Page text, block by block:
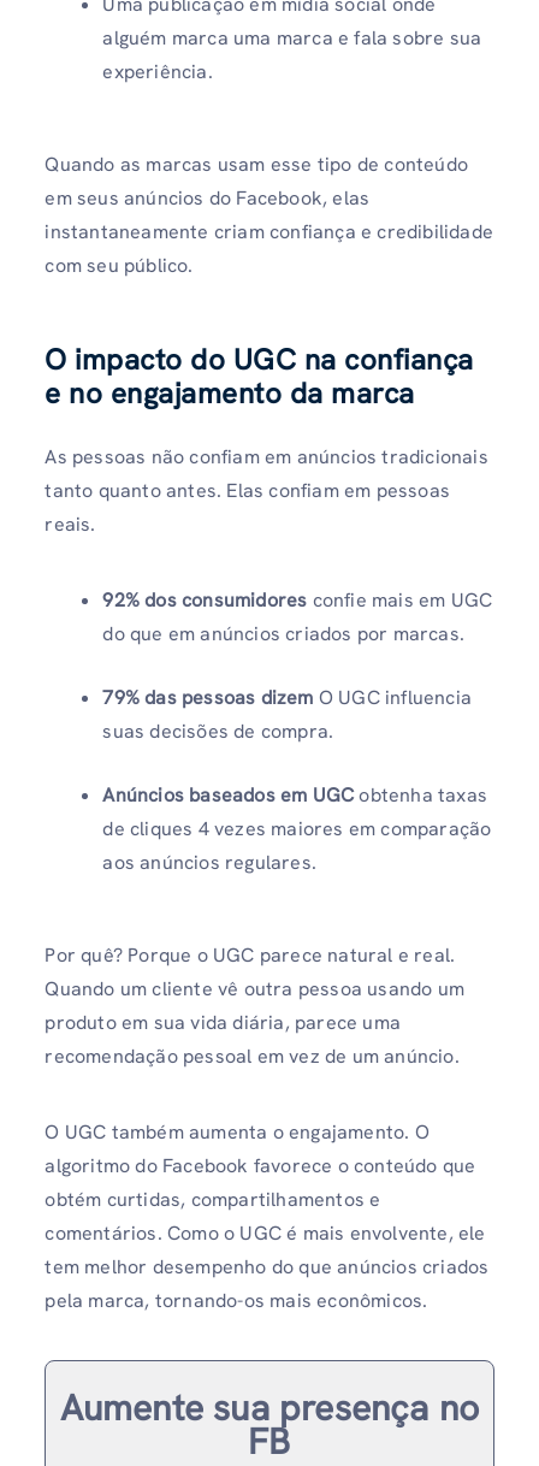
alguém marca uma marca e fala sobre sua
experiência.
Quando as marcas usam esse tipo de conteúdo
em seus anúncios do Facebook, elas
instantaneamente criam confiança e credibilidade
com seu público.
O impacto do UGC na confiança
e no engajamento da marca
As pessoas não confiam em anúncios tradicionais
tanto quanto antes. Elas confiam em pessoas
reais.
92% dos consumidores confie mais em UGC
do que em anúncios criados por marcas.
79% das pessoas dizem O UGC influencia
suas decisões de compra.
Anúncios baseados em UGCobtenha taxas
de cliques 4 vezes maiores em comparação
aos anúncios regulares.
Por quê? Porque o UGC parece natural e real.
Quando um cliente vê outra pessoa usando um
produto em sua vida diária, parece uma
recomendação pessoal em vez de um anúncio.
O UGC também aumenta o engajamento. O
algoritmo do Facebook favorece o conteúdo que
obtém curtidas, compartilhamentos e
comentários. Como o UGC é mais envolvente, ele
tem melhor desempenho do que anúncios criados
pela marca, tornando-os mais econômicos.
Aumente sua presença no
FB